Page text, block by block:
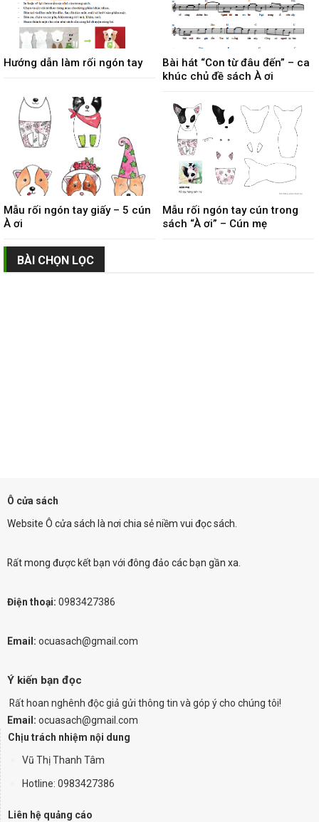
Hướng dẫn làm rối ngón tay
Bài hát “Con từ đâu đến” – ca
khúc chủ đề sách À ơi
Mẫu rối ngón tay giấy – 5 cún
À ơi
Mẫu rối ngón tay cún trong
sách “À ơi” – Cún mẹ
BÀI CHỌN LỌC
Ô cửa sách
Website Ô cửa sách là nơi chia sẻ niềm vui đọc sách.
Rất mong được kết bạn với đông đảo các bạn gần xa.
Điện thoại: 0983427386
Email: ocuasach@gmail.com
Ý kiến bạn đọc
Rất hoan nghênh độc giả gửi thông tin và góp ý cho chúng tôi!
Email: ocuasach@gmail.com
Chịu trách nhiệm nội dung
Vũ Thị Thanh Tâm
Hotline: 0983427386
Liên hệ quảng cáo